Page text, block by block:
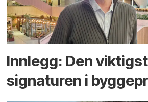
Innlegg: Den
signaturen i